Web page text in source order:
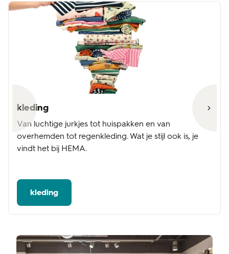
kleding
Van luchtige jurkjes tot huispakken en van
overhemden tot regenkleding. Wat je stijl ook is, je
vindt het bij HEMA.
kleding